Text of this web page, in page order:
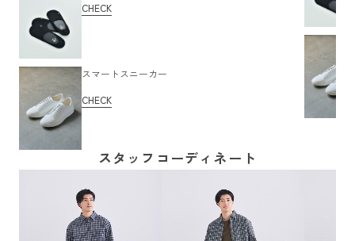
CHECK
スマートスニーカー
CHECK
スタッフコーディネート